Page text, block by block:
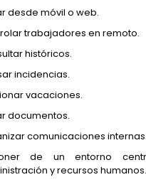
desde móvil o web.
trabajadores en remoto.
históricos.
incidencias.
vacaciones.
documentos.
comunicaciones internas.
de un entorno
y recursos humanos.